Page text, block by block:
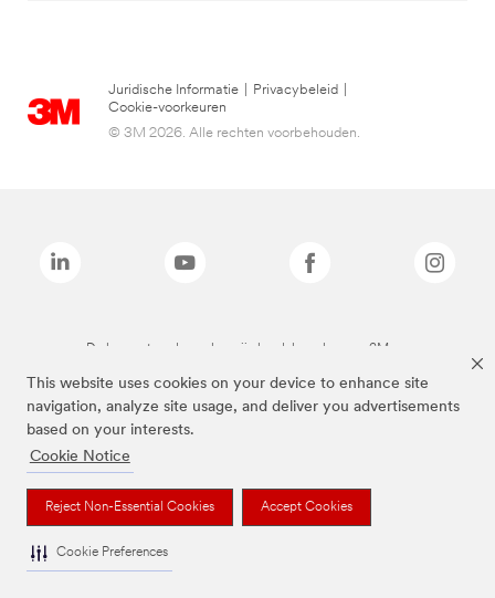
This website uses cookies on your device to enhance site
navigation, analyze site usage, and deliver you advertisements
based on your interests.
Cookie Notice
Reject Non-Essential Cookies Accept Cookies
Cookie Preferences
Juridische Informatie Privacybeleid
Cookie-voorkeuren
© 3M 2026. Alle rechten voorbehouden.
De bovenstaande merken zijn handelsmerken van 3M.we